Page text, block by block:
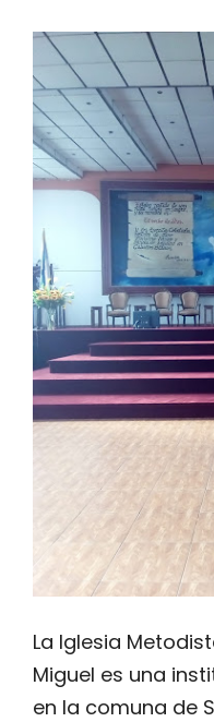
La Iglesia
Miguel es una
en la comuna de